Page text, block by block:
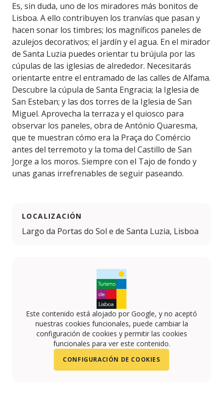
Es, sin duda, uno de los miradores más bonitos de
Lisboa. A ello contribuyen los tranvías que pasan y
hacen sonar los timbres; los magníficos paneles de
azulejos decorativos; el jardín y el agua. En el mirador
de Santa Luzia puedes orientar tu brújula por las
cúpulas de las iglesias de alrededor. Necesitarás
orientarte entre el entramado de las calles de Alfama.
Descubre la cúpula de Santa Engracia; la Iglesia de
San Esteban; y las dos torres de la Iglesia de San
Miguel. Aprovecha la terraza y el quiosco para
observar los paneles, obra de António Quaresma,
que te muestran cómo era la Praça do Comércio
antes del terremoto y la toma del Castillo de San
Jorge a los moros. Siempre con el Tajo de fondo y
unas ganas irrefrenables de seguir paseando.
LOCALIZACIÓN
Largo da Portas do Sol e de Santa Luzia, Lisboa
Este contenido está alojado por Google, y no aceptó
nuestras cookies funcionales, puede cambiar la
configuración de cookies y permitir las cookies
funcionales para ver este contenido.
CONFIGURACIÓN DE COOKIES